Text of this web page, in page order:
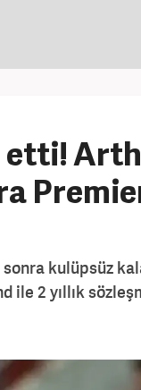
etti!
kulüpsüz
ile 2 yıllık